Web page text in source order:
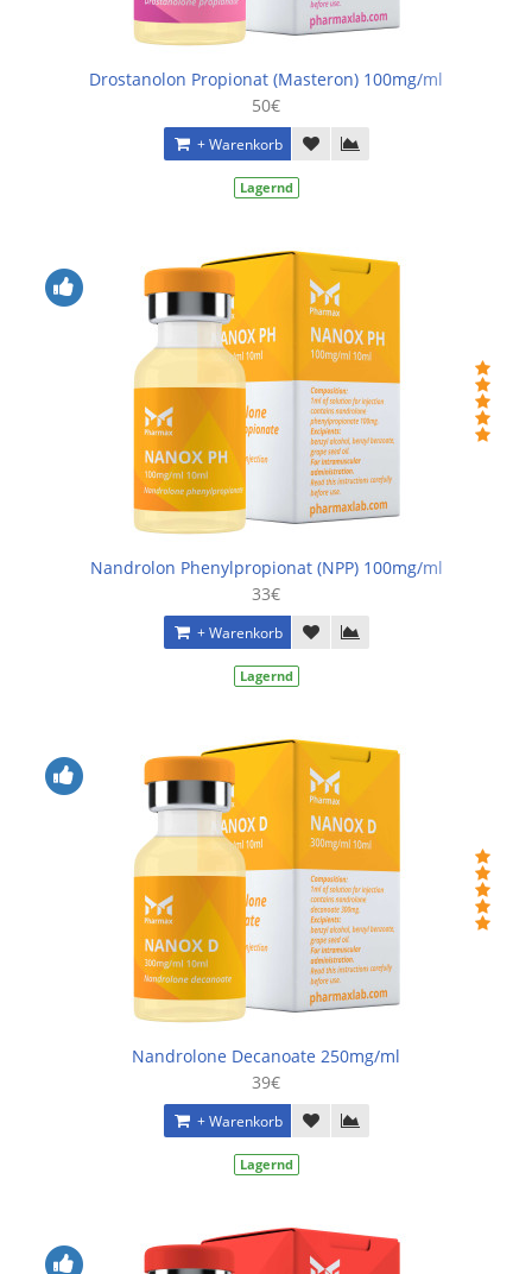
Drostanolon Propionat (Masteron) 100mg/ml
50€
+ Warenkorb
Lagernd
Nandrolon Phenylpropionat (NPP) 100mg/ml
33€
+ Warenkorb
Lagernd
Nandrolone Decanoate 250mg/ml
39€
+ Warenkorb
Lagernd